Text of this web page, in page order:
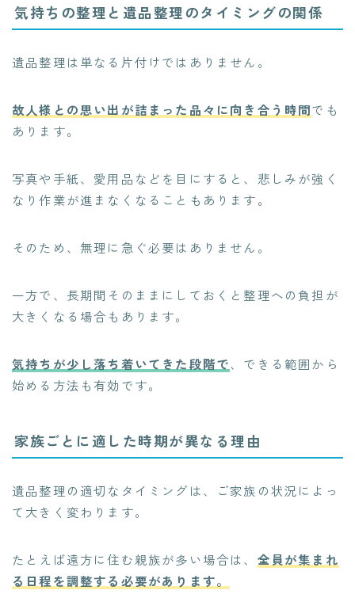
気持ちの整理と遺品整理のタイミングの関係
遺品整理は単なる片付けではありません。
故人様との思い出が詰まった品々に向き合う時間でも
あります。
写真や手紙、愛用品などを目にすると、悲しみが強く
なり作業が進まなくなることもあります。
そのため、無理に急ぐ必要はありません。
一方で、長期間そのままにしておくと整理への負担が
大きくなる場合もあります。
気持ちが少し落ち着いてきた段階で、できる範囲から
始める方法も有効です。
家族ごとに適した時期が異なる理由
遺品整理の適切なタイミングは、ご家族の状況によっ
て大きく変わります。
たとえば遠方に住む親族が多い場合は、 全員が集まれ
る日程を調整する必要があります。